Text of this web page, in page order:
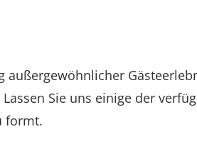
Sie uns einige der
formt.